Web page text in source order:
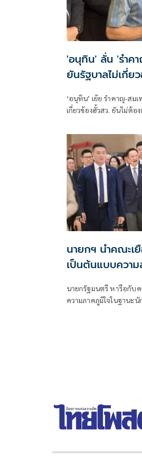
'อนุทิน' ลั่น 'รำค
ยันรัฐบาลไม่เกี่ย
‘อนุทิน’ เย้ย รำคาญ-สม
เกี่ยวข้องฮั้วสว. ยันไม่ต้
นายกฯ นำคณะ
เป็นต้นแบบความ
นายกรัฐมนตรี หารือกับ
ความภาคภูมิใจในฐานะ